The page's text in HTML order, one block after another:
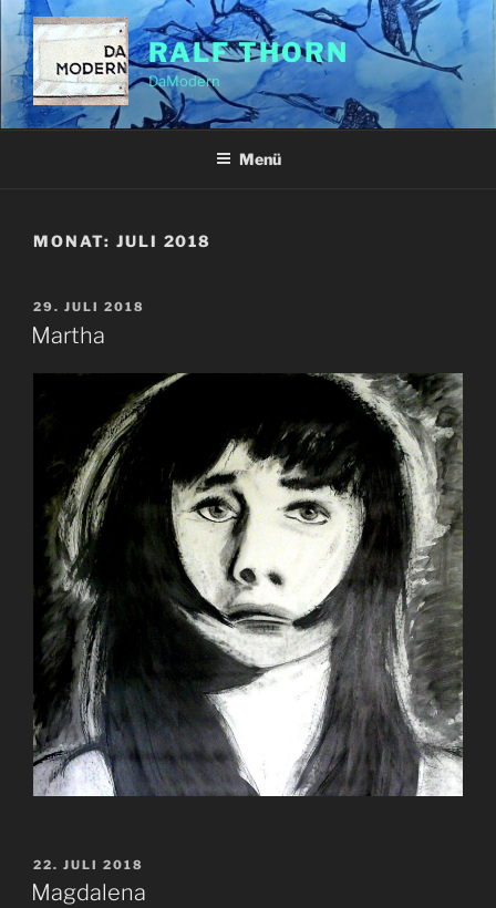
Zum
Inhalt
springen
RALF THORN
DaModern
Menü
MONAT: JULI 2018
VERÖFFENTLICHT
AM
29. JULI 2018
Martha
VERÖFFENTLICHT
AM
22. JULI 2018
Magdalena